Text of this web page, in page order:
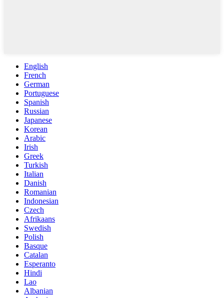
English
French
German
Portuguese
Spanish
Russian
Japanese
Korean
Arabic
Irish
Greek
Turkish
Italian
Danish
Romanian
Indonesian
Czech
Afrikaans
Swedish
Polish
Basque
Catalan
Esperanto
Hindi
Lao
Albanian